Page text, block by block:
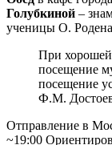
Голубкиной –
ученицы О.
При хорошей
посещение
посещение
Ф.М.
Отправление в
~19:00